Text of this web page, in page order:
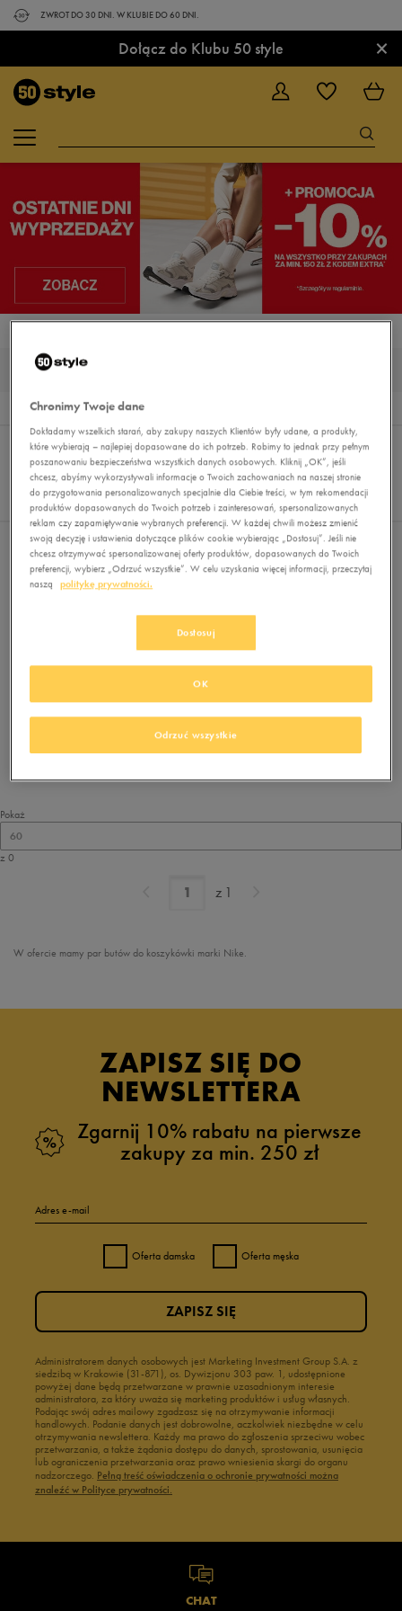
ZWROT DO 30 DNI. W KLUBIE DO 60 DNI.
Dołącz do Klubu 50 style ×
0
Wyników
Sortuj:
REKOMENDOWANE
FILTRUJ
Pokaż
60
z 0
Nie wybrano filtrów
Brak produktów do wyświetlenia
Zmień kryteria wyszukiwania lub
usuń wybrane filtry
Pokaż
60
z 0
z 1
W ofercie mamy par butów do koszykówki marki Nike.
ZAPISZ SIĘ DO
NEWSLETTERA
Zgarnij 10% rabatu na pierwsze
zakupy za min. 250 zł
Adres e-mail
Oferta damska Oferta męska
Administratorem danych osobowych jest Marketing Investment Group S.A. z
siedzibą w Krakowie (31-871), os. Dywizjonu 303 paw. 1, udostępnione
powyżej dane będą przetwarzane w prawnie uzasadnionym interesie
administratora, za który uważa się marketing produktów i usług własnych.
Podając swój adres mailowy zgadzasz się na otrzymywanie informacji
handlowych. Podanie danych jest dobrowolne, aczkolwiek niezbędne w celu
otrzymywania newslettera. Każdy ma prawo do zgłoszenia sprzeciwu wobec
przetwarzania, a także żądania dostępu do danych, sprostowania, usunięcia
lub ograniczenia przetwarzania oraz prawo wniesienia skargi do organu
nadzorczego. Pełną treść oświadczenia o ochronie prywatności można
znaleźć w Polityce prywatności.
ZAPISZ SIĘ
CHAT
Chronimy Twoje dane
Dokładamy wszelkich starań, aby zakupy naszych Klientów były udane, a produkty,
które wybierają – najlepiej dopasowane do ich potrzeb. Robimy to jednak przy pełnym
poszanowaniu bezpieczeństwa wszystkich danych osobowych. Kliknij „OK”, jeśli
chcesz, abyśmy wykorzystywali informacje o Twoich zachowaniach na naszej stronie
do przygotowania personalizowanych specjalnie dla Ciebie treści, w tym rekomendacji
produktów dopasowanych do Twoich potrzeb i zainteresowań, spersonalizowanych
reklam czy zapamiętywanie wybranych preferencji. W każdej chwili możesz zmienić
swoją decyzję i ustawienia dotyczące plików cookie wybierając „Dostosuj”. Jeśli nie
chcesz otrzymywać spersonalizowanej oferty produktów, dopasowanych do Twoich
preferencji, wybierz „Odrzuć wszystkie”. W celu uzyskania więcej informacji, przeczytaj
naszą
politykę prywatności.
Dostosuj
Odrzuć wszystkie
OK